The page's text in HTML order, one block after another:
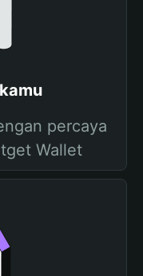
percaya
Wallet